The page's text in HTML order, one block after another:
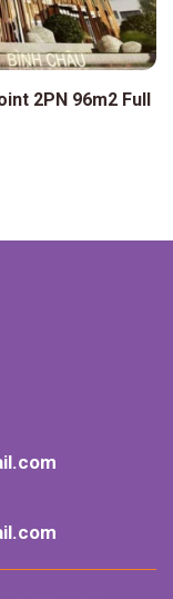
2PN 96m2 Full